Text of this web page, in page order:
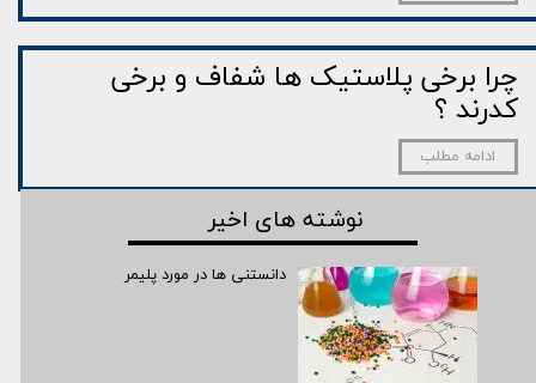
چرا برخی پلاستیک ها شفاف و برخی
کدرند ؟
ادامه مطلب
نوشته های اخیر
دانستنی ها در مورد پلیمر